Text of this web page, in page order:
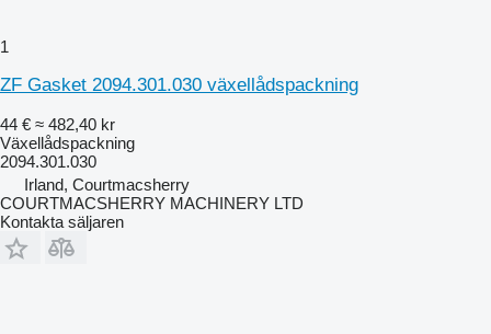
1
ZF Gasket 2094.301.030 växellådspackning
44 € ≈ 482,40 kr
Växellådspackning
2094.301.030
Irland, Courtmacsherry
COURTMACSHERRY MACHINERY LTD
Kontakta säljaren